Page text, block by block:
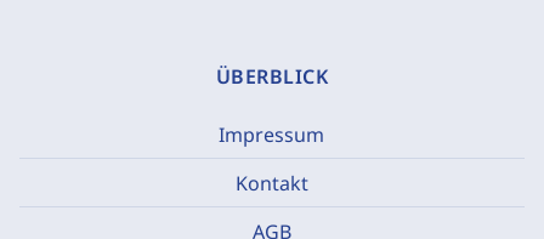
ÜBERBLICK
Impressum
Kontakt
AGB